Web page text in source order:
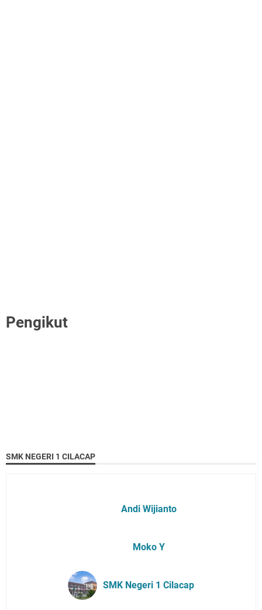
Pengikut
SMK NEGERI 1 CILACAP
Andi Wijianto
Moko Y
SMK Negeri 1 Cilacap